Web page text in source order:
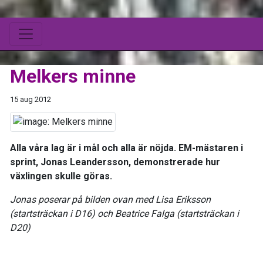
Melkers minne
15 aug 2012
Alla våra lag är i mål och alla är nöjda. EM-mästaren i
sprint, Jonas Leandersson, demonstrerade hur
växlingen skulle göras.
Jonas poserar på bilden ovan med Lisa Eriksson
(startsträckan i D16) och Beatrice Falga (startsträckan i
D20)